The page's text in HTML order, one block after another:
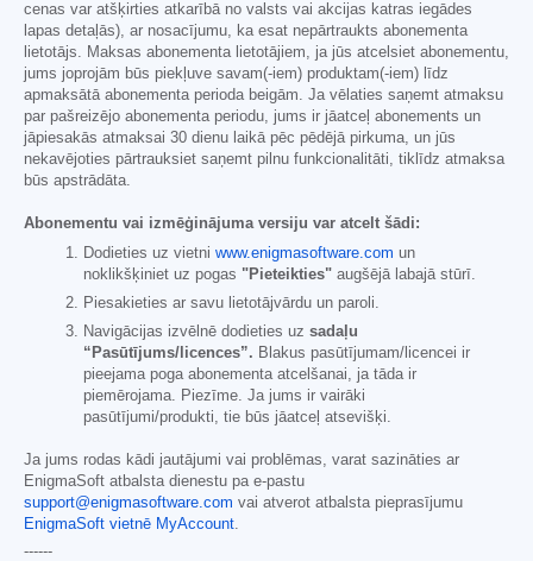
cenas var atšķirties atkarībā no valsts vai akcijas katras iegādes
lapas detaļās), ar nosacījumu, ka esat nepārtraukts abonementa
lietotājs. Maksas abonementa lietotājiem, ja jūs atcelsiet abonementu,
jums joprojām būs piekļuve savam(-iem) produktam(-iem) līdz
apmaksātā abonementa perioda beigām. Ja vēlaties saņemt atmaksu
par pašreizējo abonementa periodu, jums ir jāatceļ abonements un
jāpiesakās atmaksai 30 dienu laikā pēc pēdējā pirkuma, un jūs
nekavējoties pārtrauksiet saņemt pilnu funkcionalitāti, tiklīdz atmaksa
būs apstrādāta.
Abonementu vai izmēģinājuma versiju var atcelt šādi:
Dodieties uz vietni www.enigmasoftware.com un
noklikšķiniet uz pogas "Pieteikties" augšējā labajā stūrī.
Piesakieties ar savu lietotājvārdu un paroli.
Navigācijas izvēlnē dodieties uz sadaļu
“Pasūtījums/licences”. Blakus pasūtījumam/licencei ir
pieejama poga abonementa atcelšanai, ja tāda ir
piemērojama. Piezīme. Ja jums ir vairāki
pasūtījumi/produkti, tie būs jāatceļ atsevišķi.
Ja jums rodas kādi jautājumi vai problēmas, varat sazināties ar
EnigmaSoft atbalsta dienestu pa e-pastu
support@enigmasoftware.com vai atverot atbalsta pieprasījumu
EnigmaSoft vietnē MyAccount.
------